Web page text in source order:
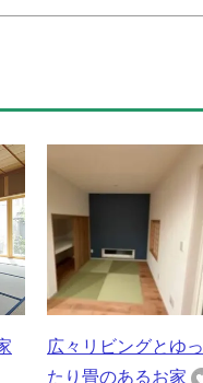
広々リビングとゆっ
たり畳のあるお家